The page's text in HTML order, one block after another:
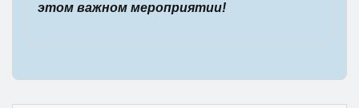
этом важном мероприятии!